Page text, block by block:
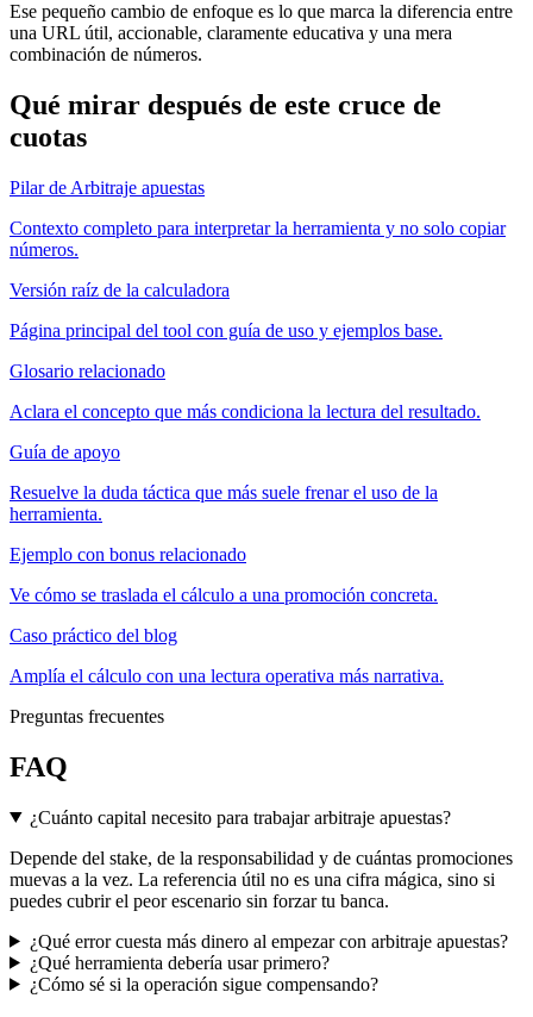
Ese pequeño cambio de enfoque es lo que marca la diferencia entre
una URL útil, accionable, claramente educativa y una mera
combinación de números.
Qué mirar después de este cruce de
cuotas
Pilar de Arbitraje apuestas
Contexto completo para interpretar la herramienta y no solo copiar
números.
Versión raíz de la calculadora
Página principal del tool con guía de uso y ejemplos base.
Glosario relacionado
Aclara el concepto que más condiciona la lectura del resultado.
Guía de apoyo
Resuelve la duda táctica que más suele frenar el uso de la
herramienta.
Ejemplo con bonus relacionado
Ve cómo se traslada el cálculo a una promoción concreta.
Caso práctico del blog
Amplía el cálculo con una lectura operativa más narrativa.
Preguntas frecuentes
FAQ
¿Cuánto capital necesito para trabajar arbitraje apuestas?
Depende del stake, de la responsabilidad y de cuántas promociones
muevas a la vez. La referencia útil no es una cifra mágica, sino si
puedes cubrir el peor escenario sin forzar tu banca.
¿Qué error cuesta más dinero al empezar con arbitraje apuestas?
¿Qué herramienta debería usar primero?
¿Cómo sé si la operación sigue compensando?